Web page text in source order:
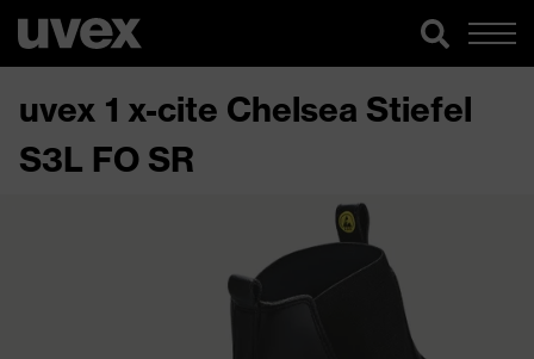
uvex 1 x-cite Chelsea Stiefel
S3L FO SR